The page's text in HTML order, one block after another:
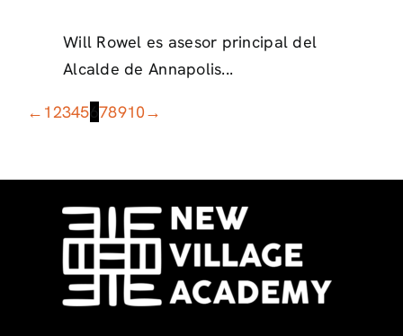
Will Rowel es asesor principal del
Alcalde de Annapolis...
← 12345 78910→